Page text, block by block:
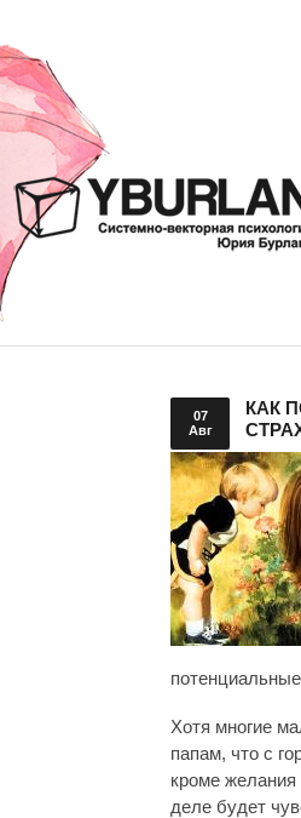
07
Авг
КАК
Хотя многие
папам, что с
кроме желания
деле будет